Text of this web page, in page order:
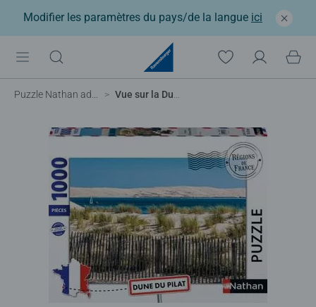
Modifier les paramètres du pays/de la langue ici
Puzzle Nathan adulte Vue sur la Dune du Pilat